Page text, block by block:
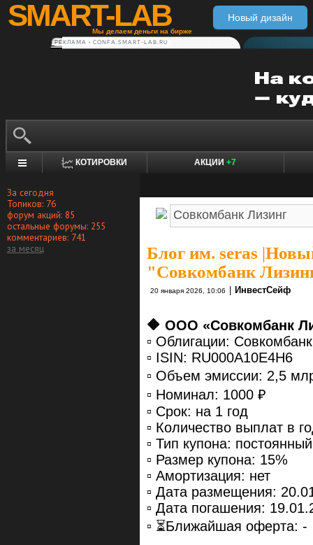
SMART-LAB
Мы делаем деньги на бирже
Новый дизайн
РЕКЛАМА • CONFA.SMART-LAB.RU
КОТИРОВКИ АКЦИИ +7
За сегодня
Топиков: 76
форум акций: 85
остальные форумы: 255
комментариев: 741
за месяц
Блог им. seras |
"Совкомбанк
20 января 2026, 10:06 ИнвестСейф
🔶 ООО «Совкомбанк
▫️ Облигации:
▫️ ISIN: RU000A10E4H6
▫️ Объем эмиссии: 2,5
▫️ Номинал: 1000 ₽
▫️ Срок: на 1 год
▫️ Количество выплат в
▫️ Тип купона: постоянный
▫️ Размер купона: 15%
▫️ Амортизация: нет
▫️ Дата размещения:
▫️ Дата погашения:
▫️ ⏳Ближайшая оферта: -